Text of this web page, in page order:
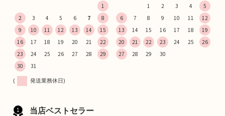
1
2
3 4 5 6 7
8
9
10 11 12 13 14
15
16
17 18 19 20 21
22
23
24 25 26 27 28
29
30
31
1 2 3 4
5
6
7 8 9 10 11
12
13
14 15 16 17 18
19
20
21 22 23 24 25
26
27
28 29 30
( 発送業務休日)
当店ベストセラー